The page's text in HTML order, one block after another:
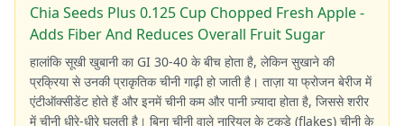
Chia Seeds Plus 0.125 Cup Chopped Fresh Apple -
Adds Fiber And Reduces Overall Fruit Sugar
हालांकि सूखी खुबानी का GI 30-40 के बीच होता है, लेकिन सुखाने की
प्रक्रिया से उनकी प्राकृतिक चीनी गाढ़ी हो जाती है। ताज़ा या फ्रोजन बेरीज में
एंटीऑक्सीडेंट होते हैं और इनमें चीनी कम और पानी ज़्यादा होता है, जिससे शरीर
में चीनी धीरे-धीरे घुलती है। बिना चीनी वाले नारियल के टुकड़े (flakes) चीनी के